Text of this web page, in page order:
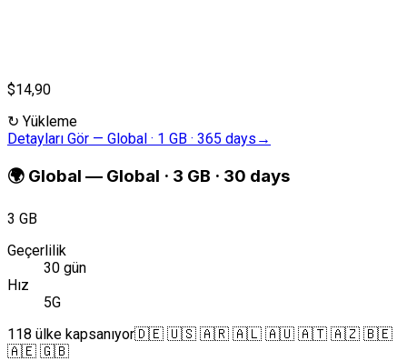
$14,90
↻ Yükleme
Detayları Gör — Global · 1 GB · 365 days →
🌍 Global — Global · 3 GB · 30 days
3 GB
Geçerlilik
30 gün
Hız
5G
118 ülke kapsanıyor🇩🇪 🇺🇸 🇦🇷 🇦🇱 🇦🇺 🇦🇹 🇦🇿 🇧🇪
🇦🇪 🇬🇧